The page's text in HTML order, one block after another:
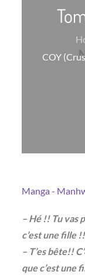
COY
Manga -
– Hé !! Tu vas
c’est une fille
– T’es bête!!
que c’est une